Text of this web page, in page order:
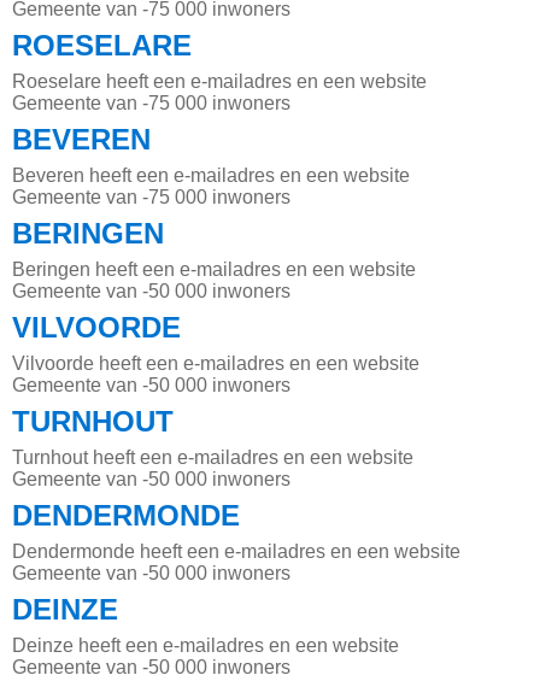
Gemeente van -75 000 inwoners
ROESELARE
Roeselare heeft een e-mailadres en een website
Gemeente van -75 000 inwoners
BEVEREN
Beveren heeft een e-mailadres en een website
Gemeente van -75 000 inwoners
BERINGEN
Beringen heeft een e-mailadres en een website
Gemeente van -50 000 inwoners
VILVOORDE
Vilvoorde heeft een e-mailadres en een website
Gemeente van -50 000 inwoners
TURNHOUT
Turnhout heeft een e-mailadres en een website
Gemeente van -50 000 inwoners
DENDERMONDE
Dendermonde heeft een e-mailadres en een website
Gemeente van -50 000 inwoners
DEINZE
Deinze heeft een e-mailadres en een website
Gemeente van -50 000 inwoners